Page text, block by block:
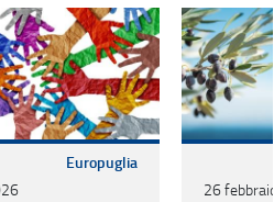
Europuglia
26